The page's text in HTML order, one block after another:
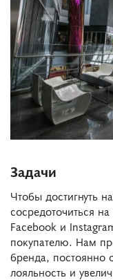
Задачи
Чтобы достигнуть
сосредоточиться
Facebook и
покупателю. Нам
бренда, постоянно
лояльность и